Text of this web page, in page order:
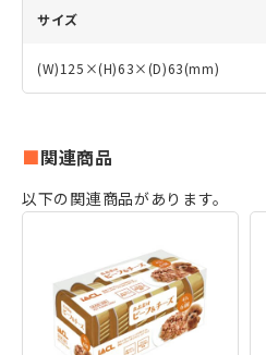
サイズ
(W)125×(H)63×(D)63(mm)
関連商品
以下の関連商品があります。